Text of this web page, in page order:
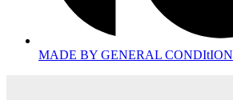
MADE BY GENERAL CONDItION